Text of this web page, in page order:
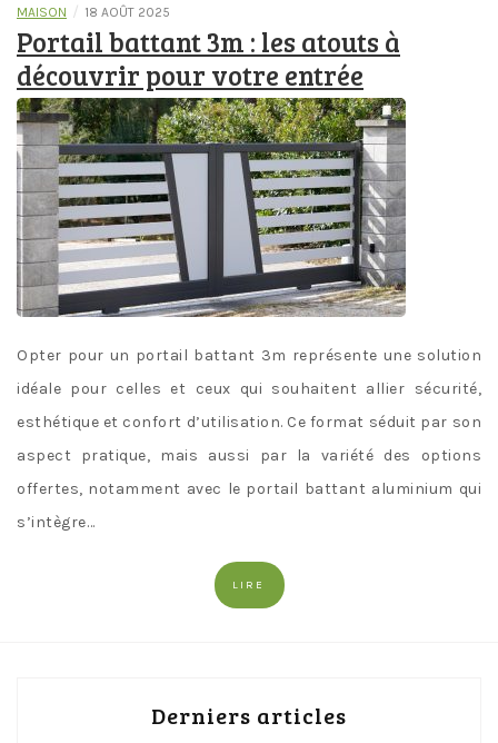
MAISON / 18 AOÛT 2025
Portail battant 3m : les atouts à
découvrir pour votre entrée
Opter pour un portail battant 3m représente une solution
idéale pour celles et ceux qui souhaitent allier sécurité,
esthétique et confort d’utilisation. Ce format séduit par son
aspect pratique, mais aussi par la variété des options
offertes, notamment avec le portail battant aluminium qui
s’intègre…
LIRE
Derniers articles